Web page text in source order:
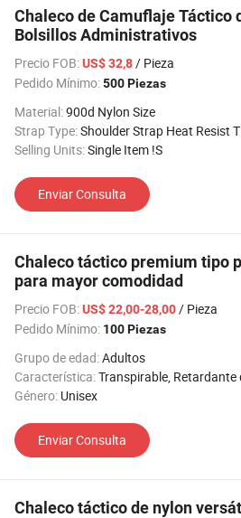
Chaleco de Camuflaje Táctico
Bolsillos Administrativos
Precio FOB:US$ 32,8/ Pieza
Pedido Mínimo:500 Piezas
Material:900d Nylon Size
Strap Type:Shoulder Strap Heat Resist T
Selling Units:Single Item !S
Enviar Consulta
Chaleco táctico premium tipo
para mayor comodidad
Precio FOB:US$ 22,00-28,00/ Pieza
Pedido Mínimo: 100 Piezas
Grupo de edad:Adultos
Característica:Transpirable, Retardante de
Género: Unisex
Enviar Consulta
Chaleco táctico de nylon